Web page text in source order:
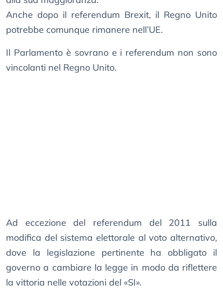
Anche dopo il referendum Brexit, il Regno Unito
potrebbe comunque rimanere nell’UE.
Il Parlamento è sovrano e i referendum non sono
vincolanti nel Regno Unito.
Ad eccezione del referendum del 2011 sulla
modifica del sistema elettorale al voto alternativo,
dove la legislazione pertinente ha obbligato il
governo a cambiare la legge in modo da riflettere
la vittoria nelle votazioni del «SI».